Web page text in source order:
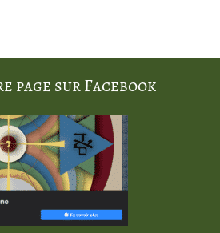
page sur Facebook